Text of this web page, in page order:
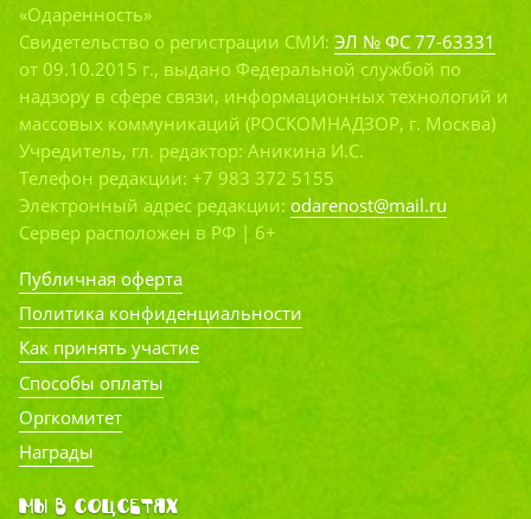
«Одаренность»
Свидетельство о регистрации СМИ: ЭЛ № ФС 77-63331
от 09.10.2015 г., выдано Федеральной службой по
надзору в сфере связи, информационных технологий и
массовых коммуникаций (РОСКОМНАДЗОР, г. Москва)
Учредитель, гл. редактор: Аникина И.С.
Телефон редакции: +7 983 372 5155
Электронный адрес редакции: odarenost@mail.ru
Сервер расположен в РФ | 6+
Публичная оферта
Политика конфиденциальности
Как принять участие
Способы оплаты
Оргкомитет
Награды
Мы в соцсетях